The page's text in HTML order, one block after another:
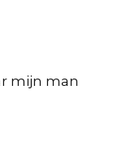
mijn man